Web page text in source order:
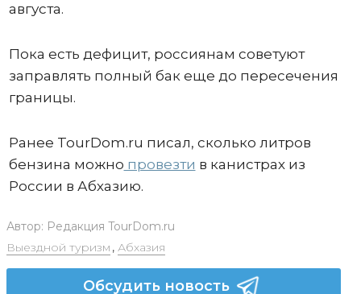
августа.
Пока есть дефицит, россиянам советуют
заправлять полный бак еще до пересечения
границы.
Ранее TourDom.ru писал, сколько литров
бензина можно провезти в канистрах из
России в Абхазию.
Автор: Редакция TourDom.ru
Выездной туризм , Абхазия
Обсудить новость